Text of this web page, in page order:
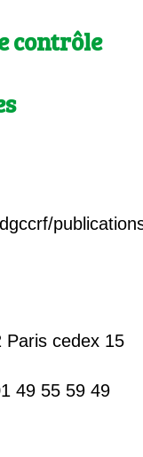
contrôle
Paris cedex 15
49 55 59 49